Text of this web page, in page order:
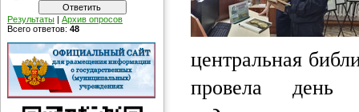
Результаты | Архив опросов
Всего ответов: 48
центральная
провела